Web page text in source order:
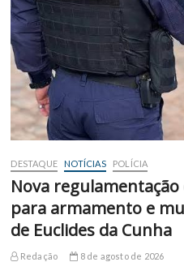
DESTAQUE NOTÍCIAS POLÍCIA
Nova
para armamento e
de Euclides da Cunha
Redação 8 de agosto de 2026